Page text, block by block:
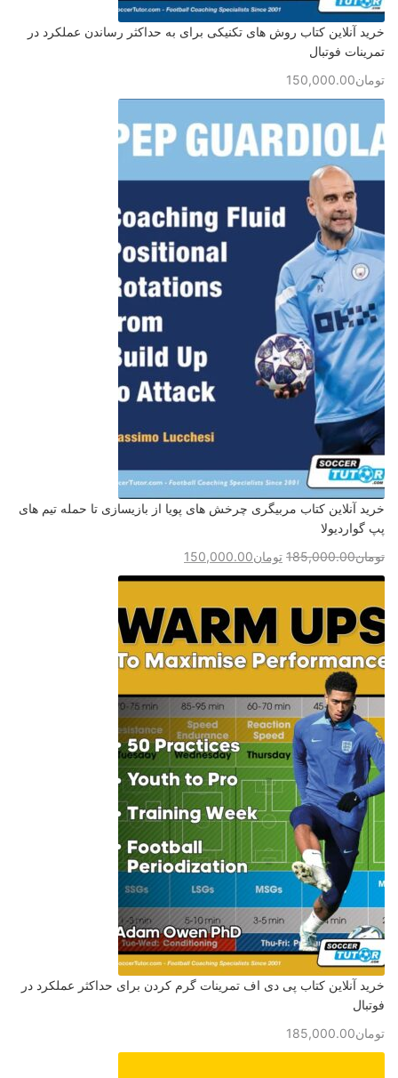
خرید آنلاین کتاب روش های تکنیکی برای به حداکثر رساندن عملکرد در
تمرینات فوتبال
تومان150,000.00
خرید آنلاین کتاب مربیگری چرخش های پویا از بازیسازی تا حمله تیم های
پپ گواردیولا
تومان185,000.00 تومان150,000.00
خرید آنلاین کتاب پی دی اف تمرینات گرم کردن برای حداکثر عملکرد در
فوتبال
تومان185,000.00